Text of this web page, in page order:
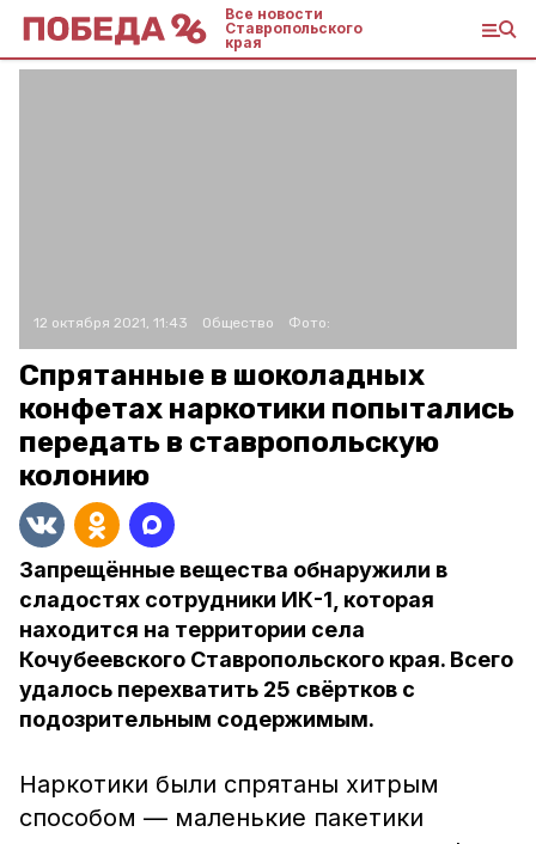
Все новости
Ставропольского
края
12 октября 2021, 11:43 Общество Фото:
Спрятанные в шоколадных
конфетах наркотики попытались
передать в ставропольскую
колонию
Запрещённые вещества обнаружили в
сладостях сотрудники ИК-1, которая
находится на территории села
Кочубеевского Ставропольского края. Всего
удалось перехватить 25 свёртков с
подозрительным содержимым.
Наркотики были спрятаны хитрым
способом — маленькие пакетики